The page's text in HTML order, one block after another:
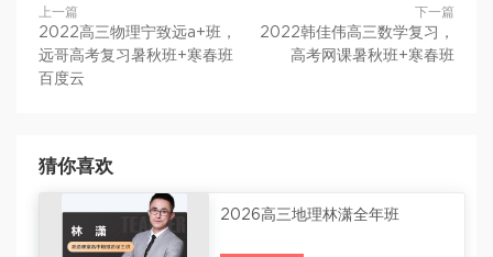
上一篇
2022高三物理宁致远a+班，
远哥高考复习暑秋班+寒春班
百度云
下一篇
2022韩佳伟高三数学复习，
高考网课暑秋班+寒春班
猜你喜欢
2026高三地理林潇全年班